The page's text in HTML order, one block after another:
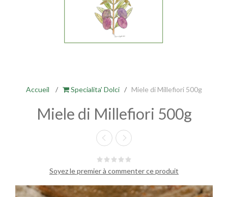
Accueil / Specialita' Dolci / Miele di Millefiori 500g
Miele di Millefiori 500g
Soyez le premier à commenter ce produit